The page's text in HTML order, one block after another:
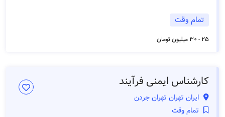
تمام وقت
کارشناس ایمنی فرآیند
ایران تهران تهران جردن
تمام وقت